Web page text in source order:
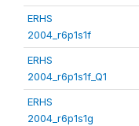
ERHS
2004_r6p1s1f
ERHS
2004_r6p1s1f_Q1
ERHS
2004_r6p1s1g